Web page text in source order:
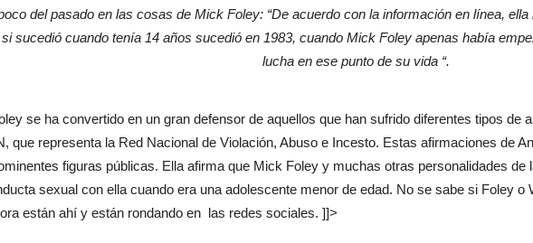
del pasado en las cosas de Mick Foley: “De acuerdo con la información en línea,
sucedió cuando tenía 14 años sucedió en 1983, cuando Mick Foley apenas había
lucha en ese punto de su vida “.
se ha convertido en un gran defensor de aquellos que han sufrido diferentes tipos de
que representa la Red Nacional de Violación, Abuso e Incesto. Estas afirmaciones de
figuras públicas. Ella afirma que Mick Foley y muchas otras personalidades
sexual con ella cuando era una adolescente menor de edad. No se sabe si Foley
están ahí y están rondando en las redes sociales. ]]>